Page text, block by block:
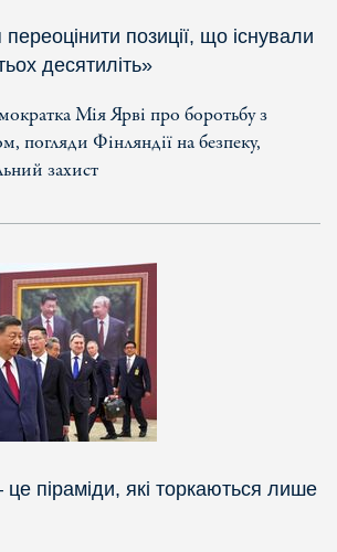
позиції, що існували
десятиліть»
Мія Ярві про боротьбу з
погляди Фінляндії на безпеку,
захист
це піраміди, які торкаються лише